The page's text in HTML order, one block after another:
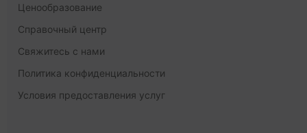
Ценообразование
Справочный центр
Свяжитесь с нами
Политика конфиденциальности
Условия предоставления услуг